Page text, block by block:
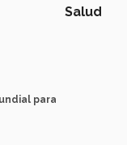
Salud
para